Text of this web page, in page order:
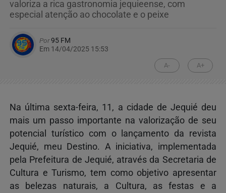
valoriza a rica gastronomia jequieense, com
especial atenção ao chocolate e o peixe
Por95 FM
Em 14/04/2025 15:53
A- A+
Na última sexta-feira, 11, a cidade de Jequié deu
mais um passo importante na valorização de seu
potencial turístico com o lançamento da revista
Jequié, meu Destino. A iniciativa, implementada
pela Prefeitura de Jequié, através da Secretaria de
Cultura e Turismo, tem como objetivo apresentar
as belezas naturais, a Cultura, as festas e a